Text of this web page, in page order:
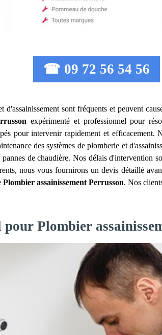
☎ 09 72 56 54 56
d'assainissement sont fréquents et peuvent
expérimenté et professionnel pour
pour intervenir rapidement et
des systèmes de plomberie et
de chaudière. Nos délais d'intervention
nous vous fournirons un devis détaillé
Plombier assainissement Perrusson. Nos
Plombier